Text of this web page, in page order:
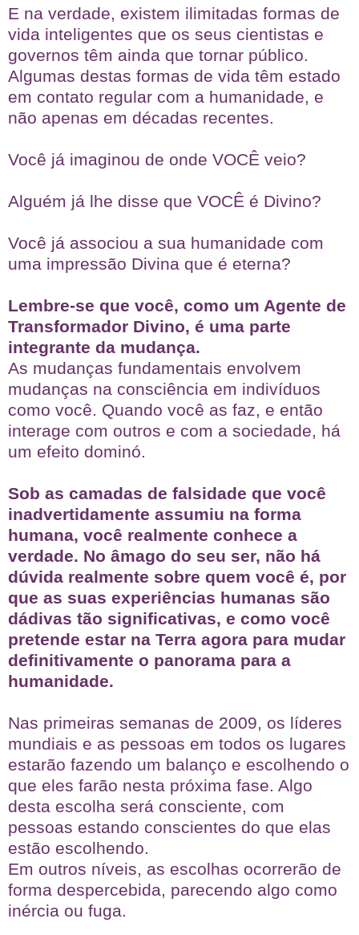
E na verdade, existem ilimitadas formas de
vida inteligentes que os seus cientistas e
governos têm ainda que tornar público.
Algumas destas formas de vida têm estado
em contato regular com a humanidade, e
não apenas em décadas recentes.
Você já imaginou de onde VOCÊ veio?
Alguém já lhe disse que VOCÊ é Divino?
Você já associou a sua humanidade com
uma impressão Divina que é eterna?
Lembre-se que você, como um Agente de
Transformador Divino, é uma parte
integrante da mudança.
As mudanças fundamentais envolvem
mudanças na consciência em indivíduos
como você. Quando você as faz, e então
interage com outros e com a sociedade, há
um efeito dominó.
Sob as camadas de falsidade que você
inadvertidamente assumiu na forma
humana, você realmente conhece a
verdade. No âmago do seu ser, não há
dúvida realmente sobre quem você é, por
que as suas experiências humanas são
dádivas tão significativas, e como você
pretende estar na Terra agora para mudar
definitivamente o panorama para a
humanidade.
Nas primeiras semanas de 2009, os líderes
mundiais e as pessoas em todos os lugares
estarão fazendo um balanço e escolhendo o
que eles farão nesta próxima fase. Algo
desta escolha será consciente, com
pessoas estando conscientes do que elas
estão escolhendo.
Em outros níveis, as escolhas ocorrerão de
forma despercebida, parecendo algo como
inércia ou fuga.